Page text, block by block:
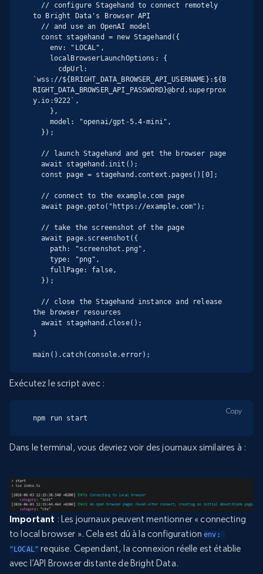
to Bright Data's Browser API
`wss://${BRIGHT_DATA_BROWSER_API_USERNAME}:${B
RIGHT_DATA_BROWSER_API_PASSWORD}@brd.superprox
y.io:9222`,
  await stagehand.init();
  await page.goto("https://example.com");
  await page.screenshot({
the browser resources
  await stagehand.close();
}
main().catch(console.error);
Exécutez le script avec :
npm run start
Copy
Dans le terminal, vous devriez voir des journaux similaires à :
Important : Les journaux peuvent mentionner « connecting
to local browser ». Cela est dû à la configurationenv:
"LOCAL" requise. Cependant, la connexion réelle est établie
avec l’API Browser distante de Bright Data.